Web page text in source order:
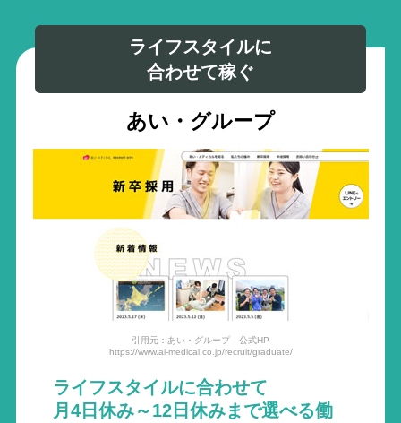
ライフスタイルに
合わせて稼ぐ
あい・グループ
引用元：あい・グループ 公式HP
https://www.ai-medical.co.jp/recruit/graduate/
ライフスタイルに合わせて
月4日休み～12日休みまで選べる働